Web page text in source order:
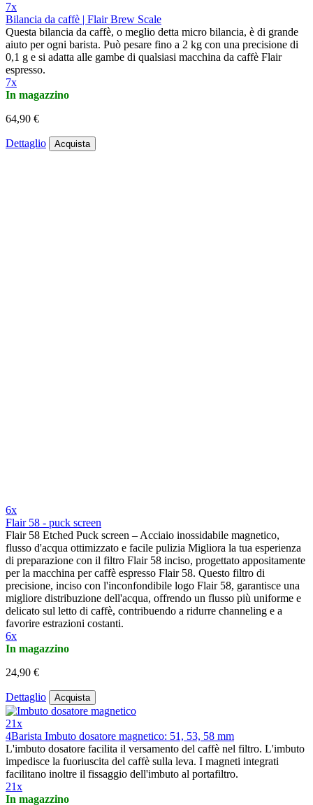
7x
Bilancia da caffè | Flair Brew Scale
Questa bilancia da caffè, o meglio detta micro bilancia, è di grande
aiuto per ogni barista. Può pesare fino a 2 kg con una precisione di
0,1 g e si adatta alle gambe di qualsiasi macchina da caffè Flair
espresso.
7x
In magazzino
64,90 €
Dettaglio Acquista
6x
Flair 58 - puck screen
Flair 58 Etched Puck screen – Acciaio inossidabile magnetico,
flusso d'acqua ottimizzato e facile pulizia Migliora la tua esperienza
di preparazione con il filtro Flair 58 inciso, progettato appositamente
per la macchina per caffè espresso Flair 58. Questo filtro di
precisione, inciso con l'inconfondibile logo Flair 58, garantisce una
migliore distribuzione dell'acqua, offrendo un flusso più uniforme e
delicato sul letto di caffè, contribuendo a ridurre channeling e a
favorire estrazioni costanti.
6x
In magazzino
24,90 €
Dettaglio Acquista
21x
4Barista Imbuto dosatore magnetico: 51, 53, 58 mm
L'imbuto dosatore facilita il versamento del caffè nel filtro. L'imbuto
impedisce la fuoriuscita del caffè sulla leva. I magneti integrati
facilitano inoltre il fissaggio dell'imbuto al portafiltro.
21x
In magazzino